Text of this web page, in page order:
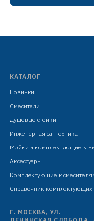
трубка ABS, L=1000
КАТАЛОГ
Новинки
Смесители
Душевые стойки
Инженерная сантехника
Мойки и комплектующие к
Аксессуары
Комплектующие к
Справочник комплектующих
Г. МОСКВА, УЛ.